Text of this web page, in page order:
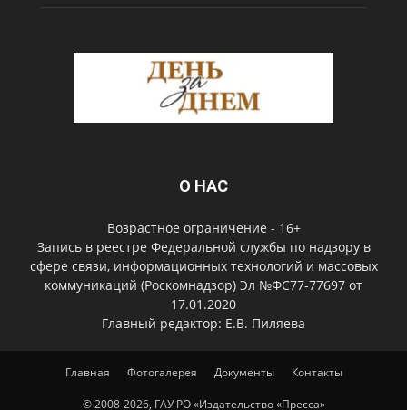
О НАС
Возрастное ограничение - 16+
Запись в реестре Федеральной службы по надзору в
сфере связи, информационных технологий и массовых
коммуникаций (Роскомнадзор) Эл №ФС77-77697 от
17.01.2020
Главный редактор: Е.В. Пиляева
Главная Фотогалерея Документы Контакты
© 2008-2026, ГАУ РО «Издательство «Пресса»